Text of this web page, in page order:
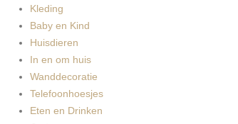
Kleding
Baby en Kind
Huisdieren
In en om huis
Wanddecoratie
Telefoonhoesjes
Eten en Drinken